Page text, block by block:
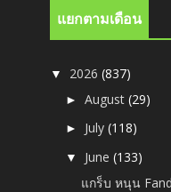
แยกตามเดือน
▼ 2026(837)
►August(29)
► July(118)
▼ June(133)
แกร็บ หนุน